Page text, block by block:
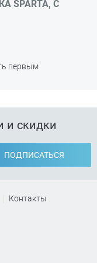
SPARTA, С
первым
и скидки
ПОДПИСАТЬСЯ
Контакты